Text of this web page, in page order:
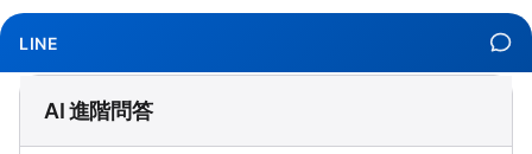
LINE
AI 進階問答